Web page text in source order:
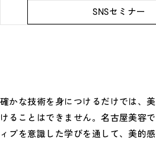
SNSセミナー
確かな技術を身につけるだけでは、
けることはできません。名古屋美容
ィブを意識した学びを通して、美的